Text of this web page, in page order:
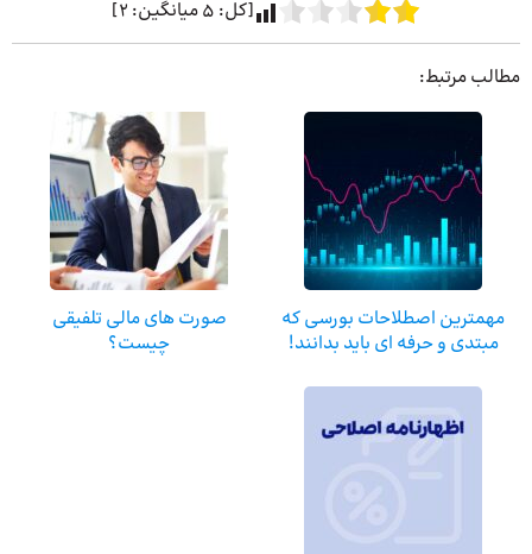
[کل: 5میانگین: 2
]
مطالب مرتبط:
مهمترین اصطلاحات بورسی که
مبتدی و حرفه ای باید بدانند!
صورت های مالی تلفیقی
چیست؟